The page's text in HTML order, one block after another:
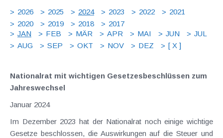
2026 2025 2024 2023 2022
2021
2020
2019 2018
2017
JAN
FEB MÄR APR MAI JUN
JUL
AUG
SEP OKT NOV DEZ [ X ]
Nationalrat mit wichtigen Gesetzesbeschlüssen zum
Jahreswechsel
Januar 2024
Im Dezember 2023 hat der Nationalrat noch einige wichtige
Gesetze beschlossen, die Auswirkungen auf die Steuer und